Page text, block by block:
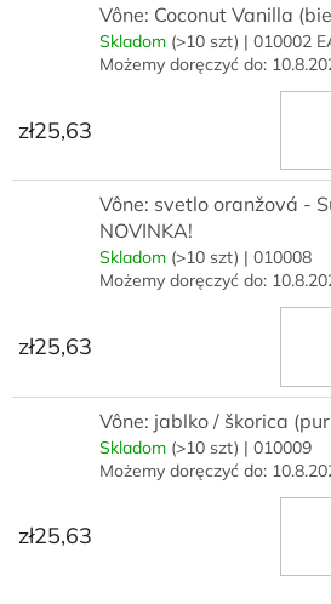
Vône: Coconut Vanilla
Skladom (>10 szt) | 010002
Możemy doręczyć do:
zł25,63
Vône: svetlo oranžová -
NOVINKA!
Skladom (>10 szt) | 010008
Możemy doręczyć do:
zł25,63
Vône: jablko / škorica
Skladom (>10 szt) | 010009
Możemy doręczyć do:
zł25,63